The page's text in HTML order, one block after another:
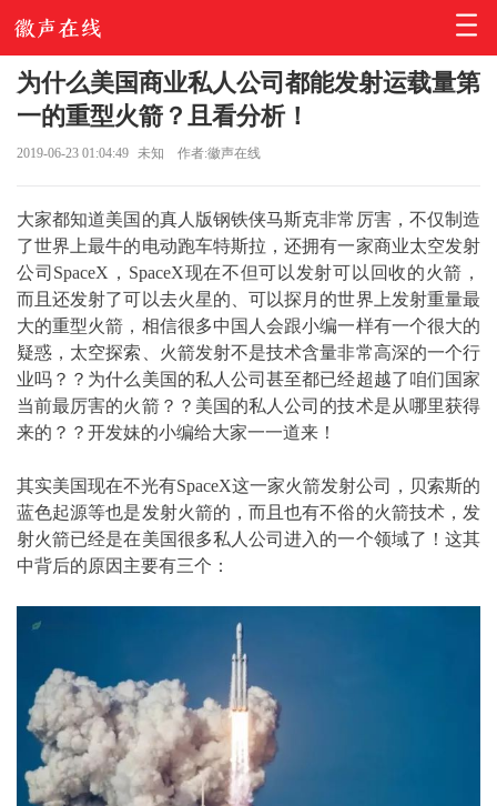
为什么美国商业私人公司都能发射运载量第
一的重型火箭？且看分析！
2019-06-23 01:04:49 未知 作者:徽声在线
大家都知道美国的真人版钢铁侠马斯克非常厉害，不仅制造
了世界上最牛的电动跑车特斯拉，还拥有一家商业太空发射
公司SpaceX，SpaceX现在不但可以发射可以回收的火箭，
而且还发射了可以去火星的、可以探月的世界上发射重量最
大的重型火箭，相信很多中国人会跟小编一样有一个很大的
疑惑，太空探索、火箭发射不是技术含量非常高深的一个行
业吗？？为什么美国的私人公司甚至都已经超越了咱们国家
当前最厉害的火箭？？美国的私人公司的技术是从哪里获得
来的？？开发妹的小编给大家一一道来！
其实美国现在不光有SpaceX这一家火箭发射公司，贝索斯的
蓝色起源等也是发射火箭的，而且也有不俗的火箭技术，发
射火箭已经是在美国很多私人公司进入的一个领域了！这其
中背后的原因主要有三个：